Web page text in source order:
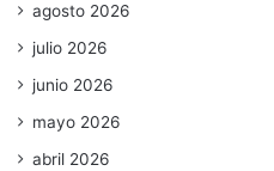
agosto 2026
julio 2026
junio 2026
mayo 2026
abril 2026